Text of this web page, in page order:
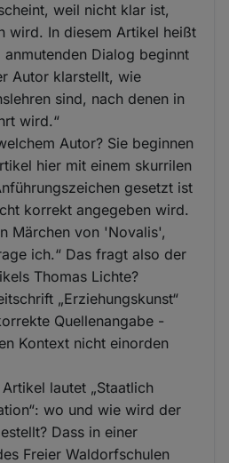
weil nicht klar ist,
wird. In diesem Artikel heißt
anmutenden Dialog beginnt
Autor klarstellt, wie
sind, nach denen in
wird.“
Autor? Sie beginnen
hier mit einem skurrilen
gesetzt ist
korrekt angegeben wird.
Märchen von 'Novalis',
ich.“ Das fragt also der
Thomas Lichte?
„Erziehungskunst“
Quellenangabe -
Kontext nicht einorden
lautet „Staatlich
wo und wie wird der
Dass in einer
Freier Waldorfschulen